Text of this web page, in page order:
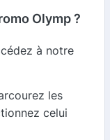
Olymp ?
à notre
les
celui